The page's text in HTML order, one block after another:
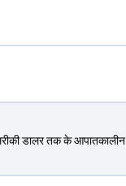
डालर तक के आपातकालीन